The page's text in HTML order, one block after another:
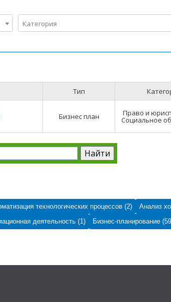
Категория
Тип
Бизнес план Право и
Социальное
технологических процессов (2) Анализ
деятельность (1) Бизнес-планирование